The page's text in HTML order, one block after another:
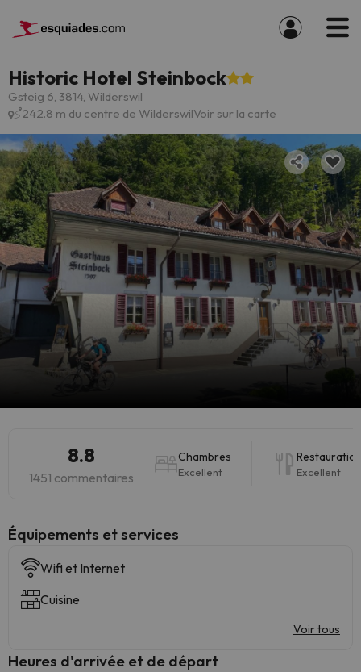
Historic Hotel Steinbock
Gsteig 6, 3814, Wilderswil
242.8 m du centre de WilderswilVoir sur la carte
8.8
1451 commentaires
Chambres
Excellent Excellent
​Équipements et services
Wifi et Internet
Cuisine
Voir tous
Heures d'arrivée et de départ